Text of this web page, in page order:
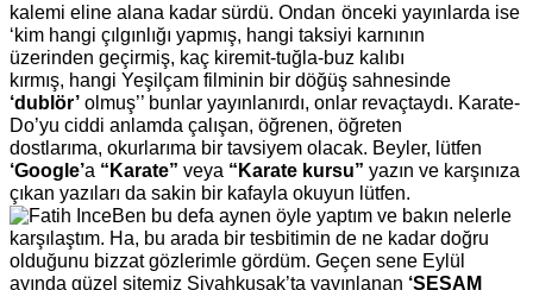
kalemi eline alana kadar sürdü. Ondan önceki yayınlarda ise
‘kim hangi çılgınlığı yapmış, hangi taksiyi karnının
üzerinden geçirmiş, kaç kiremit-tuğla-buz kalıbı
kırmış, hangi Yeşilçam filminin bir döğüş sahnesinde
‘dublör’ olmuş’’ bunlar yayınlanırdı, onlar revaçtaydı. Karate-
Do’yu ciddi anlamda çalışan, öğrenen, öğreten
dostlarıma, okurlarıma bir tavsiyem olacak. Beyler, lütfen
‘Google’a “Karate” veya “Karate kursu” yazın ve karşınıza
çıkan yazıları da sakin bir kafayla okuyun lütfen.
Ben bu defa aynen öyle yaptım ve bakın nelerle
karşılaştım. Ha, bu arada bir tesbitimin de ne kadar doğru
olduğunu bizzat gözlerimle gördüm. Geçen sene Eylül
ayında güzel sitemiz Siyahkuşak’ta yayınlanan ‘SESAM